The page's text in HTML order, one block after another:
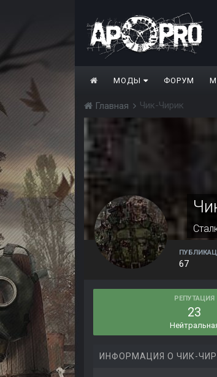
МОДЫ ФОРУМ
Главная Чик-Чирик
67
РЕПУТАЦИЯ
23
ИНФОРМАЦИЯ О ЧИК-